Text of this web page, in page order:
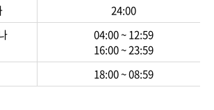
24:00
04:00 ~ 12:59
16:00 ~ 23:59
18:00 ~ 08:59